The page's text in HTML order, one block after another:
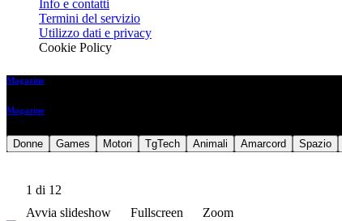
Info e contatti
Termini del servizio
Utilizzo dati e privacy
Cookie Policy
Magazine
Magazine
Donne Games Motori TgTech Animali Amarcord Spazio
1 di 12
Avvia slideshow
Fullscreen Zoom